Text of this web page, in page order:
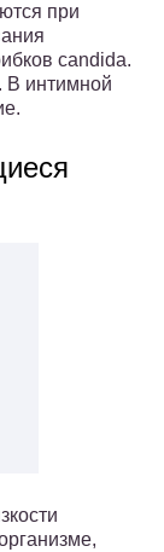
при
candida.
В интимной